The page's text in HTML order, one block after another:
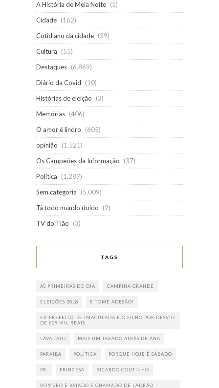
A História de Meia Noite (1)
Cidade (162)
Cotidiano da cidade (39)
Cultura
(55)
Destaques (6.869)
Diário da Covid
(10)
Histórias de eleição
(3)
Memórias (406)
O amor é lindro
(605)
opinião
(1.521)
Os Campeões da Informação
(37)
Política
(1.287)
Sem categoria
(5.009)
Tá todo mundo doido
(2)
TV do Tião
(3)
TAGS
AS PRIMEIRAS DO DIA CAMPINA GRANDE
ELEIÇÕES 2018 E TOME ADESÃO!
EX-PREFEITO DE IMACULADA E O FILHO POR DESVIO
DE 609 MIL REAIS
LAVA JATO MAIS UM TARADO ATRÁS DE ANA
PARAÍBA POLÍTICA PORQUE HOJE É SÁBADO
PR. PRINCESA RICARDO COUTINHO
ROMERO É VAIADO E CHAMADO DE LADRÃO